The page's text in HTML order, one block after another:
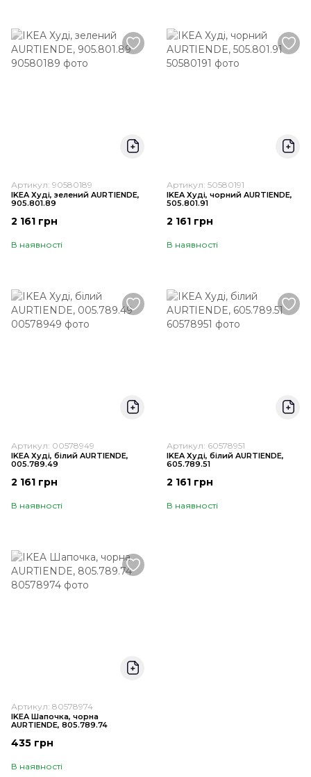
Артикул: 90580189
IKEA Худі, зелений AURTIENDE,
905.801.89
2 161 грн
В наявності
Артикул: 50580191
IKEA Худі, чорний AURTIENDE,
505.801.91
2 161 грн
В наявності
Артикул: 00578949
IKEA Худі, білий AURTIENDE,
005.789.49
2 161 грн
В наявності
Артикул: 60578951
IKEA Худі, білий AURTIENDE,
605.789.51
2 161 грн
В наявності
Артикул: 80578974
IKEA Шапочка, чорна
AURTIENDE, 805.789.74
435 грн
В наявності